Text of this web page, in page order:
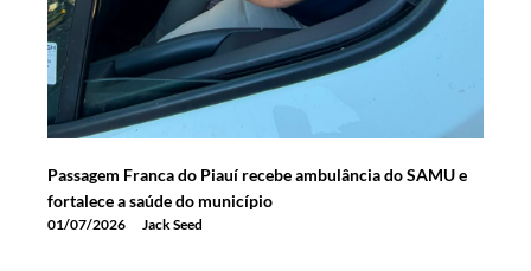
Passagem Franca do Piauí recebe ambulância do SAMU e
fortalece a saúde do município
01/07/2026 Jack Seed